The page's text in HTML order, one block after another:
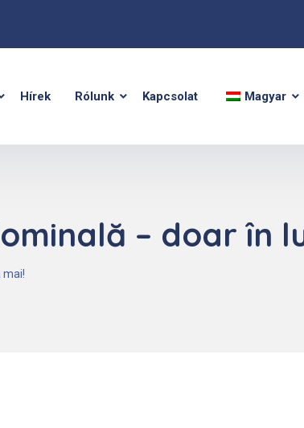
Hírek Rólunk Kapcsolat Magyar
– doar în
mai!